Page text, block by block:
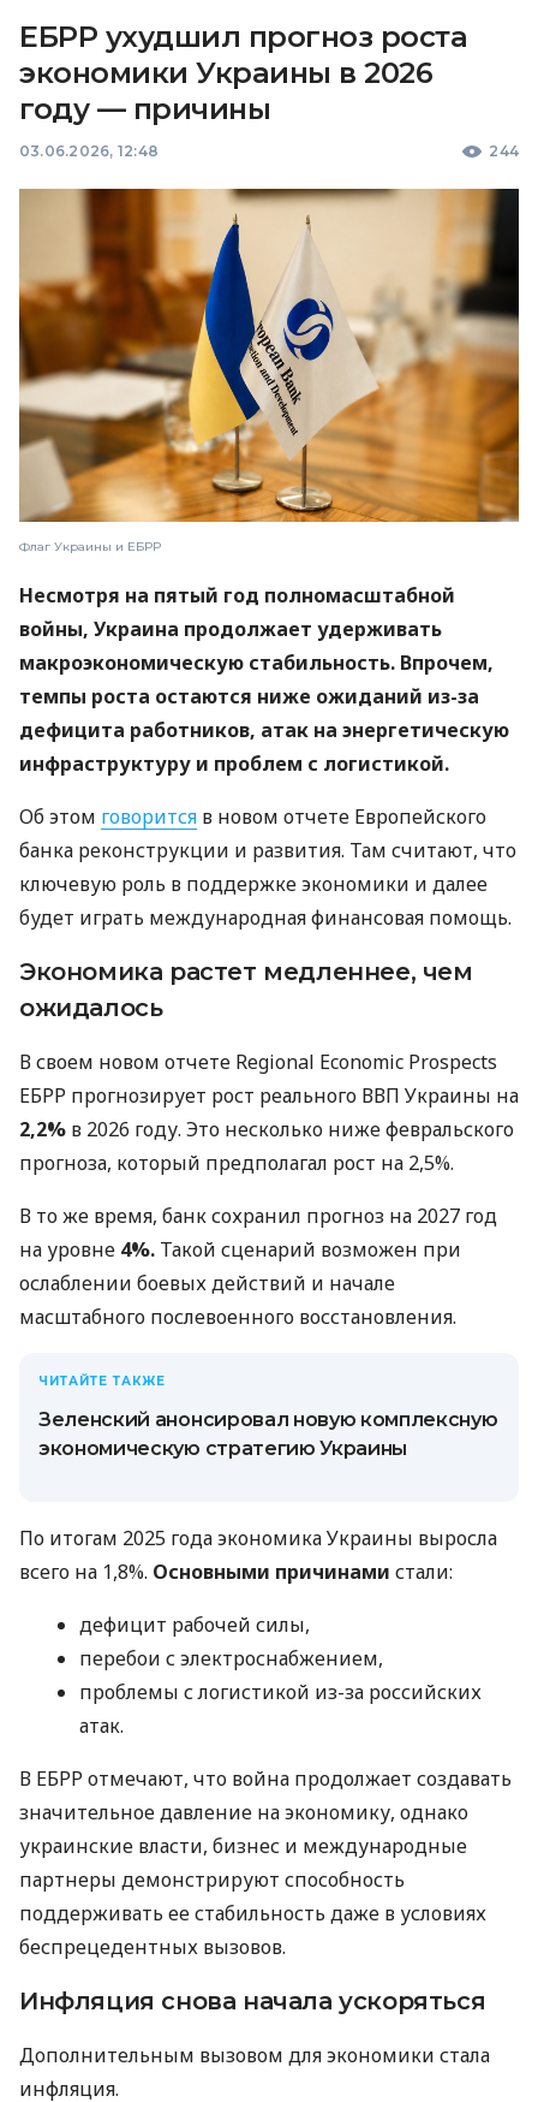
ЕБРР ухудшил прогноз роста
экономики Украины в 2026
году — причины
03.06.2026, 12:48 244
Флаг Украины и ЕБРР
Несмотря на пятый год полномасштабной
войны, Украина продолжает удерживать
макроэкономическую стабильность. Впрочем,
темпы роста остаются ниже ожиданий из-за
дефицита работников, атак на энергетическую
инфраструктуру и проблем с логистикой.
Об этом говорится в новом отчете Европейского
банка реконструкции и развития. Там считают, что
ключевую роль в поддержке экономики и далее
будет играть международная финансовая помощь.
Экономика растет медленнее, чем
ожидалось
В своем новом отчете Regional Economic Prospects
ЕБРР прогнозирует рост реального ВВП Украины на
2,2% в 2026 году. Это несколько ниже февральского
прогноза, который предполагал рост на 2,5%.
В то же время, банк сохранил прогноз на 2027 год
на уровне 4%. Такой сценарий возможен при
ослаблении боевых действий и начале
масштабного послевоенного восстановления.
ЧИТАЙТЕ ТАКЖЕ
Зеленский анонсировал новую комплексную
экономическую стратегию Украины
По итогам 2025 года экономика Украины выросла
всего на 1,8%. Основными причинами стали:
дефицит рабочей силы,
перебои с электроснабжением,
проблемы с логистикой из-за российских
атак.
В ЕБРР отмечают, что война продолжает создавать
значительное давление на экономику, однако
украинские власти, бизнес и международные
партнеры демонстрируют способность
поддерживать ее стабильность даже в условиях
беспрецедентных вызовов.
Инфляция снова начала ускоряться
Дополнительным вызовом для экономики стала
инфляция.